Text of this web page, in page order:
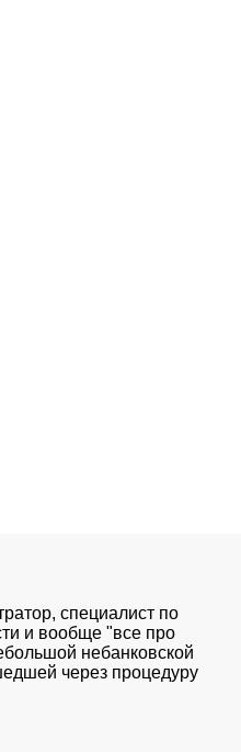
специалист по
и вообще "все про
небанковской
через процедуру